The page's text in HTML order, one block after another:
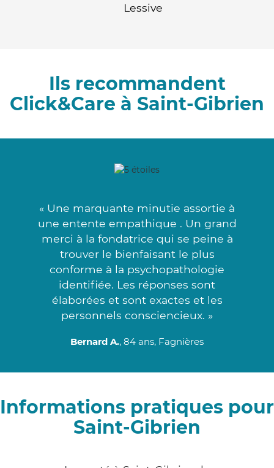
Lessive
Ils recommandent
Click&Care à Saint-Gibrien
« Une marquante minutie assortie à
une entente empathique . Un grand
merci à la fondatrice qui se peine à
trouver le bienfaisant le plus
conforme à la psychopathologie
identifiée. Les réponses sont
élaborées et sont exactes et les
personnels consciencieux. »
Bernard A., 84 ans, Fagnières
Informations pratiques pour
Saint-Gibrien